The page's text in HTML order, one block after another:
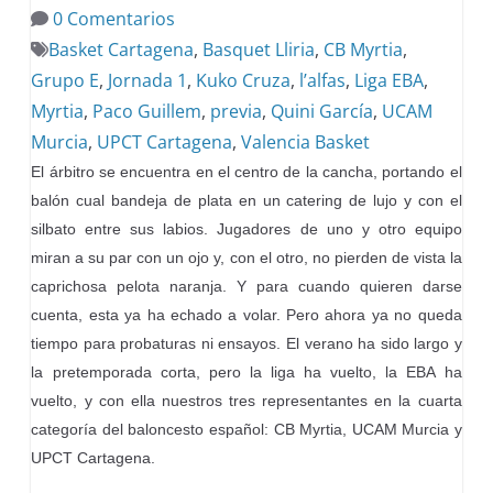
0 Comentarios
Basket Cartagena, Basquet Lliria, CB Myrtia,
Grupo E, Jornada 1, Kuko Cruza, l’alfas, Liga EBA,
Myrtia, Paco Guillem, previa, Quini García, UCAM
Murcia, UPCT Cartagena,Valencia Basket
El árbitro se encuentra en el centro de la cancha, portando el
balón cual bandeja de plata en un catering de lujo y con el
silbato entre sus labios. Jugadores de uno y otro equipo
miran a su par con un ojo y, con el otro, no pierden de vista la
caprichosa pelota naranja. Y para cuando quieren darse
cuenta, esta ya ha echado a volar. Pero ahora ya no queda
tiempo para probaturas ni ensayos. El verano ha sido largo y
la pretemporada corta, pero la liga ha vuelto, la EBA ha
vuelto, y con ella nuestros tres representantes en la cuarta
categoría del baloncesto español: CB Myrtia, UCAM Murcia y
UPCT Cartagena.